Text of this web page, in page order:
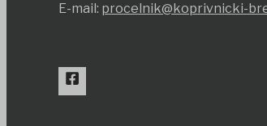
E-mail: procelnik@koprivnicki-